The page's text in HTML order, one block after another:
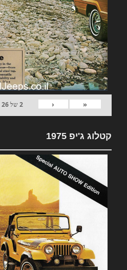
«
‹
2של26
קטלוג ג'יפ 1975